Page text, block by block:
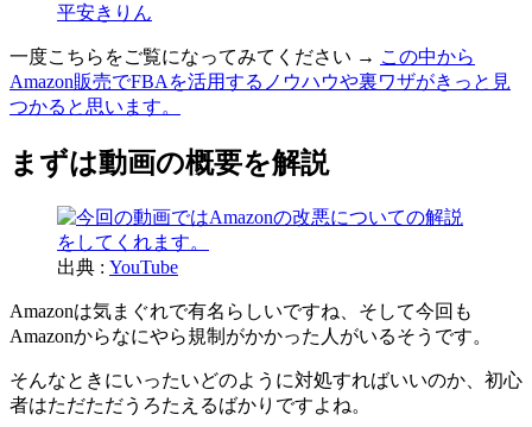
平安きりん
一度こちらをご覧になってみてください → この中から
Amazon販売でFBAを活用するノウハウや裏ワザがきっと見
つかると思います。
まずは動画の概要を解説
出典 : YouTube
Amazonは気まぐれで有名らしいですね、そして今回も
Amazonからなにやら規制がかかった人がいるそうです。
そんなときにいったいどのように対処すればいいのか、初心
者はただただうろたえるばかりですよね。